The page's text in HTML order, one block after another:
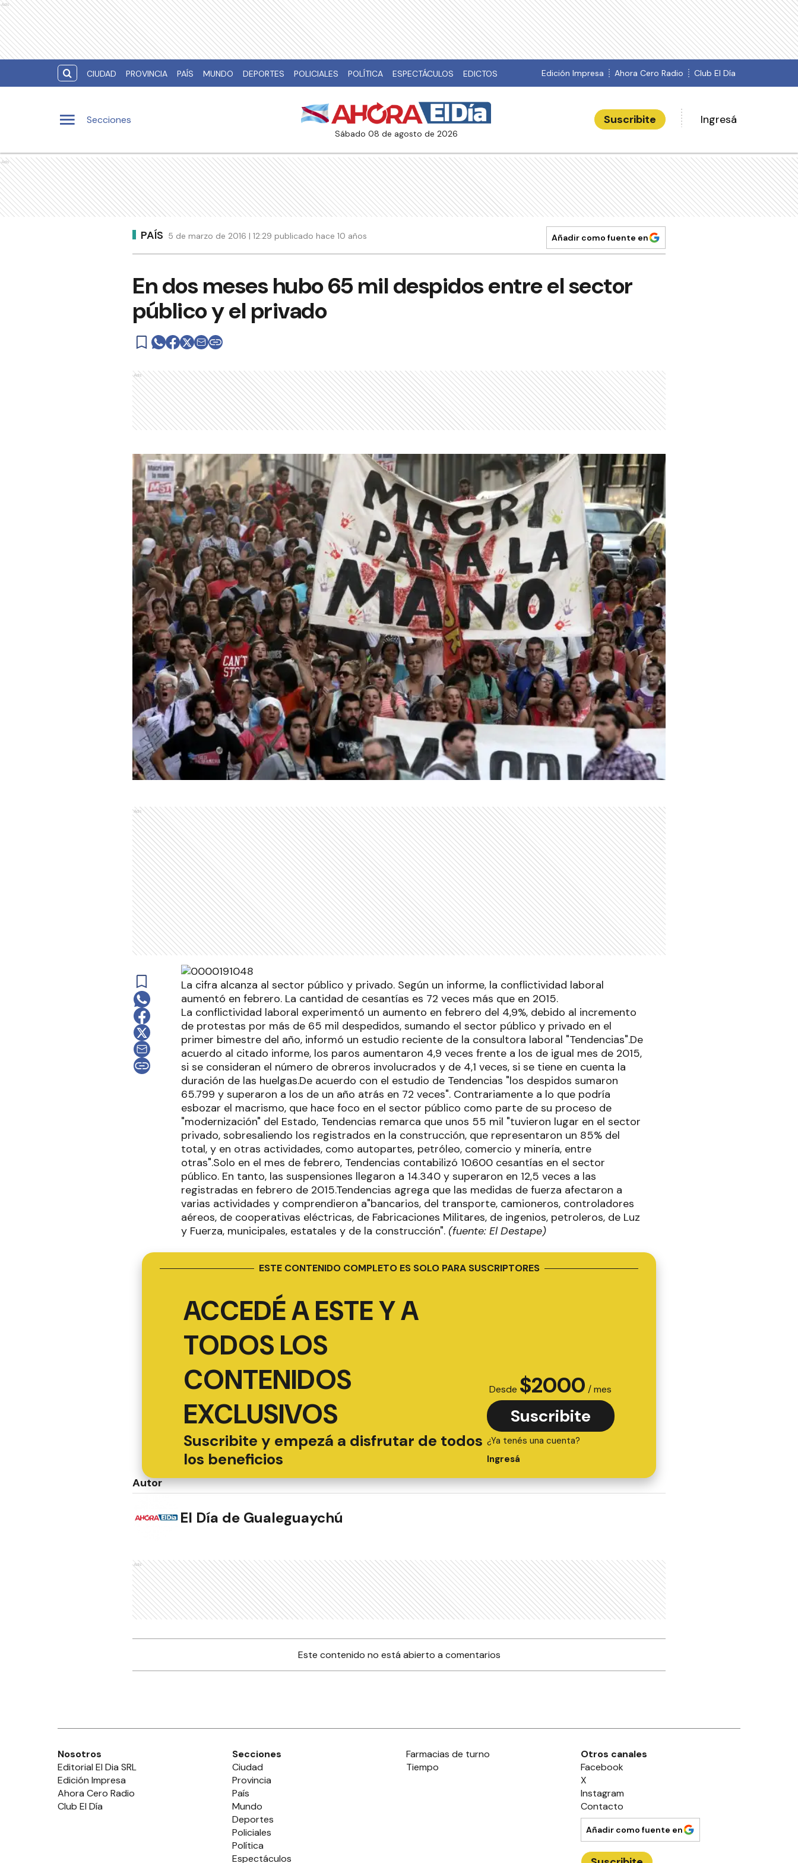
Ads
CIUDAD PROVINCIA PAÍS MUNDO DEPORTES POLICIALES POLÍTICA ESPECTÁCULOS EDICTOS Edición Impresa Ahora Cero Radio Club El Día
Secciones
sábado 08 de agosto de 2026
Suscribite Ingresá
Ads
PAÍS 5 de marzo de 2016 | 12:29 publicado hace 10 años Añadir como fuente en
En dos meses hubo 65 mil despidos entre el sector
público y el privado
Ads
Ads
La cifra alcanza al sector público y privado. Según un informe, la conflictividad laboral
aumentó en febrero. La cantidad de cesantías es 72 veces más que en 2015.
La conflictividad laboral experimentó un aumento en febrero del 4,9%, debido al incremento
de protestas por más de 65 mil despedidos, sumando el sector público y privado en el
primer bimestre del año, informó un estudio reciente de la consultora laboral "Tendencias".De
acuerdo al citado informe, los paros aumentaron 4,9 veces frente a los de igual mes de 2015,
si se consideran el número de obreros involucrados y de 4,1 veces, si se tiene en cuenta la
duración de las huelgas.De acuerdo con el estudio de Tendencias "los despidos sumaron
65.799 y superaron a los de un año atrás en 72 veces". Contrariamente a lo que podría
esbozar el macrismo, que hace foco en el sector público como parte de su proceso de
"modernización" del Estado, Tendencias remarca que unos 55 mil "tuvieron lugar en el sector
privado, sobresaliendo los registrados en la construcción, que representaron un 85% del
total, y en otras actividades, como autopartes, petróleo, comercio y minería, entre
otras".Solo en el mes de febrero, Tendencias contabilizó 10.600 cesantías en el sector
público. En tanto, las suspensiones llegaron a 14.340 y superaron en 12,5 veces a las
registradas en febrero de 2015.Tendencias agrega que las medidas de fuerza afectaron a
varias actividades y comprendieron a"bancarios, del transporte, camioneros, controladores
aéreos, de cooperativas eléctricas, de Fabricaciones Militares, de ingenios, petroleros, de Luz
y Fuerza, municipales, estatales y de la construcción". (fuente: El Destape)
ESTE CONTENIDO COMPLETO ES SOLO PARA SUSCRIPTORES
ACCEDÉ A ESTE Y A
TODOS LOS
CONTENIDOS
EXCLUSIVOS
Suscribite y empezá a disfrutar de todos
los beneficios
Desde $2000 / mes
Suscribite
¿Ya tenés una cuenta?
Ingresá
Autor
El Día de Gualeguaychú
Ads
Este contenido no está abierto a comentarios
Nosotros
Editorial El Dia SRL
Edición Impresa
Ahora Cero Radio
Club El Día
Secciones
Ciudad
Provincia
País
Mundo
Deportes
Policiales
Política
Espectáculos
Farmacias de turno
Tiempo
Otros canales
Facebook
X
Instagram
Contacto
Añadir como fuente en